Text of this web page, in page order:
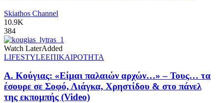
Skiathos Channel
10.9K
384
Watch LaterAdded
LIFESTYLEΕΠΙΚΑΙΡΟΤΗΤΑ
Α. Κούγιας: «Είμαι παλαιών αρχών…» – Τους… τα
έσουρε σε Σοφό, Λιάγκα, Χρηστίδου & στο πάνελ
της εκπομπής (Video)